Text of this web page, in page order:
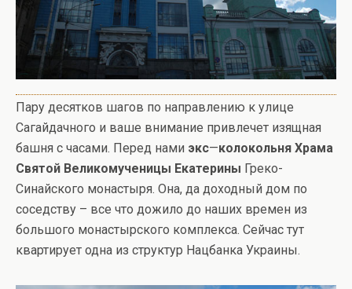
Пару десятков шагов по направлению к улице
Сагайдачного и ваше внимание привлечет изящная
башня с часами. Перед нами экс—колокольня Храма
Святой Великомученицы Екатерины Греко-
Синайского монастыря. Она, да доходный дом по
соседству – все что дожило до наших времен из
большого монастырского комплекса. Сейчас тут
квартирует одна из структур Нацбанка Украины.